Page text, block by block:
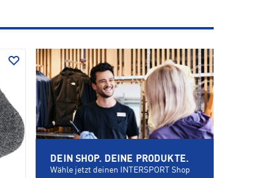
DEIN SHOP. DEINE PRODUKTE.
Wähle jetzt deinen INTERSPORT Shop